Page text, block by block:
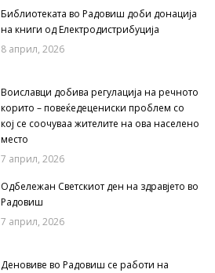
Библиотеката во Радовиш доби донација
на книги од Електродистрибуција
8 април, 2026
Воиславци добива регулација на речното
корито – повеќедецениски проблем со
кој се соочуваа жителите на ова населено
место
7 април, 2026
Одбележан Светскиот ден на здравјето во
Радовиш
7 април, 2026
Деновиве во Радовиш се работи на